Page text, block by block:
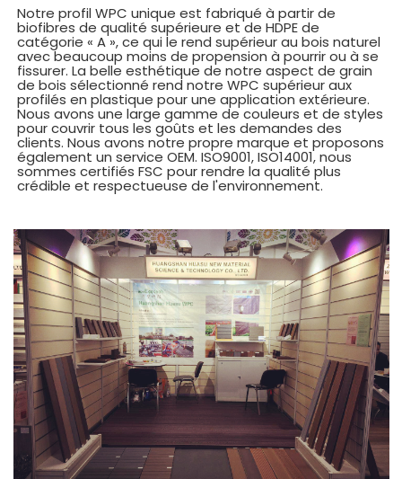
Notre profil WPC unique est fabriqué à partir de
biofibres de qualité supérieure et de HDPE de
catégorie « A », ce qui le rend supérieur au bois naturel
avec beaucoup moins de propension à pourrir ou à se
fissurer. La belle esthétique de notre aspect de grain
de bois sélectionné rend notre WPC supérieur aux
profilés en plastique pour une application extérieure.
Nous avons une large gamme de couleurs et de styles
pour couvrir tous les goûts et les demandes des
clients. Nous avons notre propre marque et proposons
également un service OEM. ISO9001, ISO14001, nous
sommes certifiés FSC pour rendre la qualité plus
crédible et respectueuse de l'environnement.